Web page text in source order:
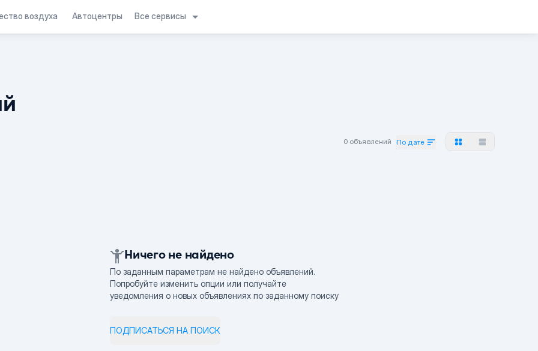
воздуха Автоцентры Все сервисы
0 объявлений По дате
Ничего не найдено
По заданным параметрам не найдено объявлений.
Попробуйте изменить опции или получайте
уведомления о новых объявлениях по заданному поиску
ПОДПИСАТЬСЯ НА ПОИСК